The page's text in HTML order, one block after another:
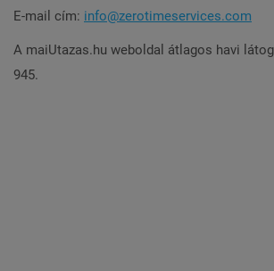
E-mail cím: info@zerotimeservices.com
A maiUtazas.hu weboldal átlagos havi
945.